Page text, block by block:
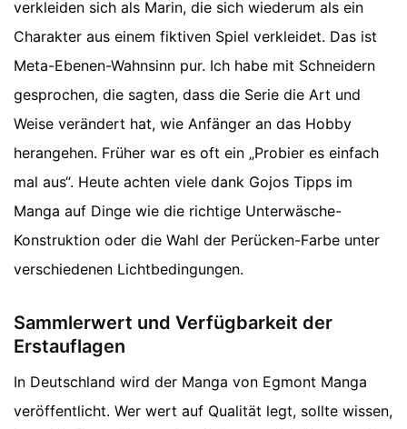
verkleiden sich als Marin, die sich wiederum als ein
Charakter aus einem fiktiven Spiel verkleidet. Das ist
Meta-Ebenen-Wahnsinn pur. Ich habe mit Schneidern
gesprochen, die sagten, dass die Serie die Art und
Weise verändert hat, wie Anfänger an das Hobby
herangehen. Früher war es oft ein „Probier es einfach
mal aus“. Heute achten viele dank Gojos Tipps im
Manga auf Dinge wie die richtige Unterwäsche-
Konstruktion oder die Wahl der Perücken-Farbe unter
verschiedenen Lichtbedingungen.
Sammlerwert und Verfügbarkeit der
Erstauflagen
In Deutschland wird der Manga von Egmont Manga
veröffentlicht. Wer wert auf Qualität legt, sollte wissen,